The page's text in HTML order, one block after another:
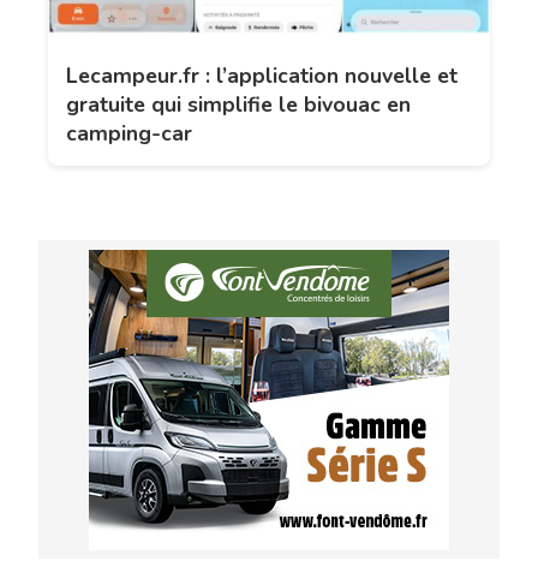
Lecampeur.fr : l’application nouvelle et
gratuite qui simplifie le bivouac en
camping-car